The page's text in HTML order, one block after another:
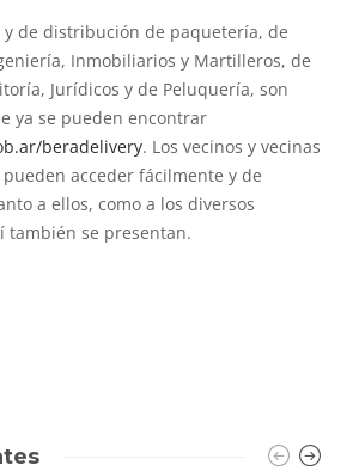
y de distribución de paquetería, de
Inmobiliarios y Martilleros, de
Jurídicos y de Peluquería, son
ya se pueden encontrar
beradelivery. Los vecinos y vecinas
acceder fácilmente y de
a ellos, como a los diversos
también se presentan.